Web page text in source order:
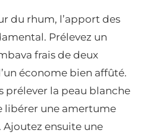
du rhum, l’apport des
Prélevez un
frais de deux
économe bien affûté.
prélever la peau blanche
libérer une amertume
ensuite une